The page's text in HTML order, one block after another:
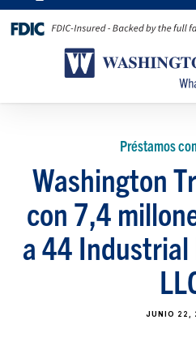
Préstamos
Washington
con 7,4
a 44 Industrial
JUNIO 22,